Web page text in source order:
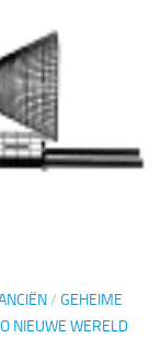
/ GEHEIME
NIEUWE WERELD